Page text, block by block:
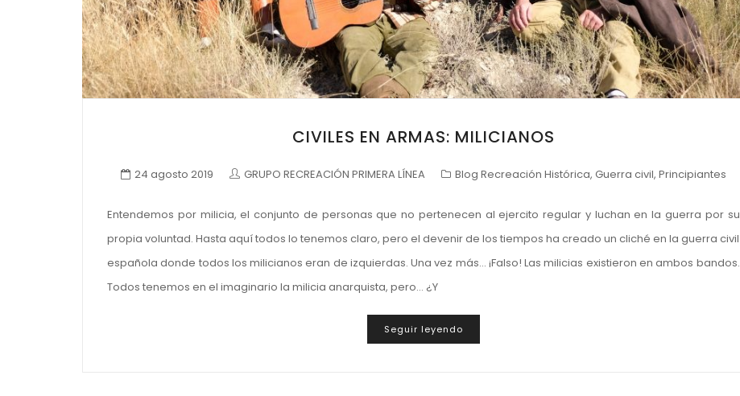
CIVILES EN ARMAS: MILICIANOS
24 agosto 2019 GRUPO RECREACIÓN PRIMERA LÍNEA Blog Recreación Histórica, Guerra civil, Principiantes
Entendemos por milicia, el conjunto de personas que no pertenecen al ejercito regular y luchan en la guerra por su
propia voluntad. Hasta aquí todos lo tenemos claro, pero el devenir de los tiempos ha creado un cliché en la guerra civil
española donde todos los milicianos eran de izquierdas. Una vez más… ¡Falso! Las milicias existieron en ambos bandos.
Todos tenemos en el imaginario la milicia anarquista, pero… ¿Y
Seguir leyendo